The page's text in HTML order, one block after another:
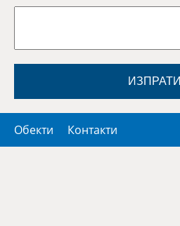
ИЗПРАТИ
Обекти Контакти